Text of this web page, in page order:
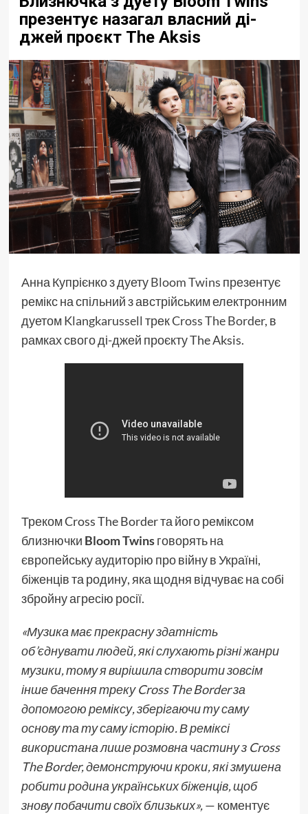
презентує назагал власний ді-
джей проєкт The Aksis
Анна Купрієнко з дуетуBloom Twins презентує
ремікс на спільний з австрійським електронним
дуетомKlangkarussell трекCross The Border, в
рамках свого ді-джей проєкту The Aksis.
Треком Cross The Border та його реміксом
близнючки Bloom Twinsговорять на
європейську аудиторію про війну в Україні,
біженців та родину, яка щодня відчуває на собі
збройну агресію росії.
«Музика має прекрасну здатність
об’єднувати людей, які слухають різні жанри
музики, тому я вирішила створити зовсім
інше бачення треку Cross The Border за
допомогою реміксу, зберігаючи ту саму
основу та ту саму історію. В реміксі
використана лише розмовна частину з Cross
The Border, демонструючи кроки, які змушена
робити родина українських біженців, щоб
знову побачити своїх близьких»,— коментує